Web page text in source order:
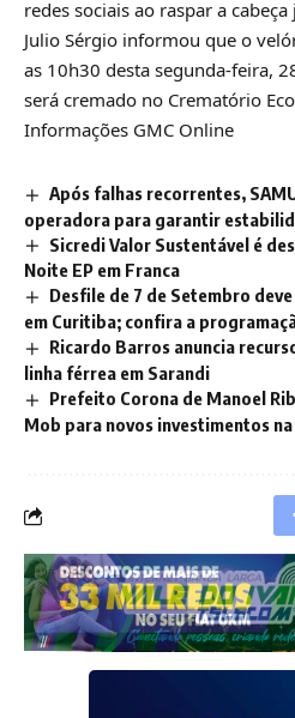
redes sociais ao raspar a
Julio Sérgio informou que o
as 10h30 desta segunda-feira,
será cremado no Crematório
Informações GMC Online
Após falhas recorrentes,
operadora para garantir
Sicredi Valor Sustentável é
Noite EP em Franca
Desfile de 7 de Setembro
em Curitiba; confira a
Ricardo Barros anuncia
linha férrea em Sarandi
Prefeito Corona de Manoel
Mob para novos investimentos